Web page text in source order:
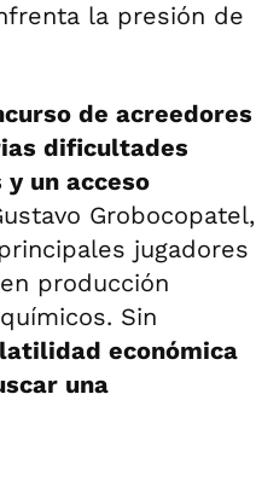
la presión de
de acreedores
dificultades
un acceso
Grobocopatel,
jugadores
producción
Sin
económica
una